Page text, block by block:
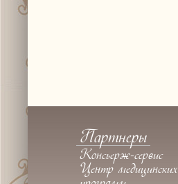
Партнеры
Консьерж-сервис
Центр медицинских